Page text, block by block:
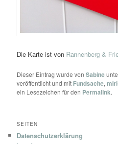
Die Karte ist von Rannenberg &
Dieser Eintrag wurde vonSabine
veröffentlicht und mit Fundsache,
ein Lesezeichen für den Permalink.
SEITEN
Datenschutzerklärung